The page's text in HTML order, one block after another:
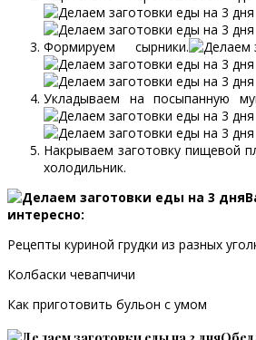
Формируем сырники.
Укладываем на посыпанную
Накрываем заготовку пищевой
холодильник.
интересно:
Рецепты куриной грудки из разных
Колбаски чевапчичи
Как приготовить бульон с умом